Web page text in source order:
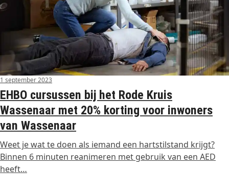
1 september 2023
EHBO cursussen bij het Rode Kruis
Wassenaar met 20% korting voor inwoners
van Wassenaar
Weet je wat te doen als iemand een hartstilstand krijgt?
Binnen 6 minuten reanimeren met gebruik van een AED
heeft…